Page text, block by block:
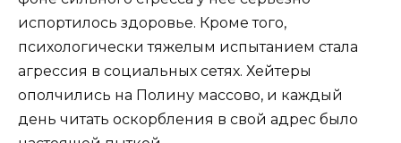
испортилось здоровье. Кроме того,
психологически тяжелым испытанием стала
агрессия в социальных сетях. Хейтеры
ополчились на Полину массово, и каждый
день читать оскорбления в свой адрес было